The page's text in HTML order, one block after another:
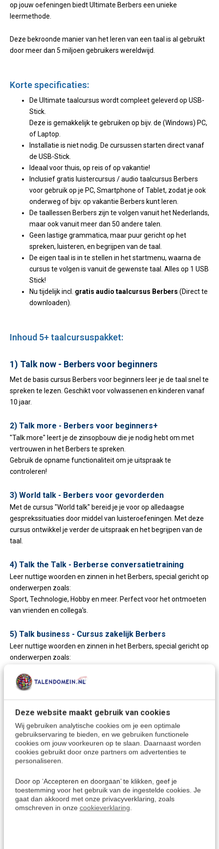
Deze website maakt gebruik van cookies
Wij gebruiken analytische cookies om je een optimale
gebruikservaring te bieden, en we gebruiken functionele
cookies om jouw voorkeuren op te slaan. Daarnaast worden
cookies gebruikt door onze partners om advertenties te
personaliseren.
Door op ‘Accepteren en doorgaan’ te klikken, geef je
toestemming voor het gebruik van de ingestelde cookies. Je
gaat dan akkoord met onze privacyverklaring, zoals
omschreven in onze cookieverklaring.
op jouw oefeningen biedt Ultimate Berbers een unieke
leermethode.
Deze bekroonde manier van het leren van een taal is al gebruikt
door meer dan 5 miljoen gebruikers wereldwijd.
Korte specificaties:
De Ultimate taalcursus wordt compleet geleverd op USB-
Stick.
Deze is gemakkelijk te gebruiken op bijv. de (Windows) PC,
of Laptop.
Installatie is niet nodig. De cursussen starten direct vanaf
de USB-Stick.
Ideaal voor thuis, op reis of op vakantie!
Inclusief gratis luistercursus / audio taalcursus Berbers
voor gebruik op je PC, Smartphone of Tablet, zodat je ook
onderweg of bijv. op vakantie Berbers kunt leren.
De taallessen Berbers zijn te volgen vanuit het Nederlands,
maar ook vanuit meer dan 50 andere talen.
Geen lastige grammatica, maar puur gericht op het
spreken, luisteren, en begrijpen van de taal.
De eigen taal is in te stellen in het startmenu, waarna de
cursus te volgen is vanuit de gewenste taal. Alles op 1 USB
Stick!
Nu tijdelijk incl. gratis audio taalcursus Berbers (Direct te
downloaden).
Inhoud 5+ taalcursuspakket:
1) Talk now - Berbers voor beginners
Met de basis cursus Berbers voor beginners leer je de taal snel te
spreken te lezen. Geschikt voor volwassenen en kinderen vanaf
10 jaar.
2) Talk more - Berbers voor beginners+
"Talk more" leert je de zinsopbouw die je nodig hebt om met
vertrouwen in het Berbers te spreken.
Gebruik de opname functionaliteit om je uitspraak te
controleren!
3) World talk - Berbers voor gevorderden
Met de cursus "World talk" bereid je je voor op alledaagse
gesprekssituaties door middel van luisteroefeningen. Met deze
cursus ontwikkel je verder de uitspraak en het begrijpen van de
taal.
4) Talk the Talk - Berberse conversatietraining
Leer nuttige woorden en zinnen in het Berbers, special gericht op
onderwerpen zoals:
Sport, Technologie, Hobby en meer. Perfect voor het ontmoeten
van vrienden en collega's.
5) Talk business - Cursus zakelijk Berbers
Leer nuttige woorden en zinnen in het Berbers, special gericht op
onderwerpen zoals:
van vrienden en collega's.
Deze audio taalcursus Berbers wordt direct als download via e-
mail toegezonden. Handig voor gebruik op een PC, Tablet of
Smartphone, waarmee je ookmobiel of onderweg Berbers
kunt lerenen dejuiste uitspraakkunt oefenen.
Afronding:
Als je de Ultimate set hebt afgerond zul je met overtuiging en
een goede uitspraak de Berberse taal spreken in alledaagse